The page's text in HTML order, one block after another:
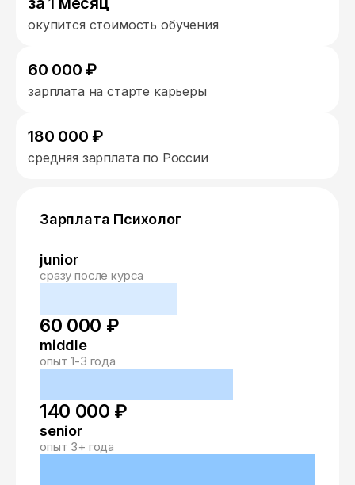
окупится стоимость обучения
60 000 ₽
зарплата на старте карьеры
180 000 ₽
средняя зарплата по России
Зарплата Психолог
junior
сразу после курса
60 000 ₽
middle
опыт 1-3 года
140 000 ₽
senior
опыт 3+ года